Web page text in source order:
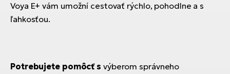
Voya E+ vám umožní cestovať rýchlo, pohodlne a s
ľahkosťou.
Potrebujete pomôcť s výberom správneho